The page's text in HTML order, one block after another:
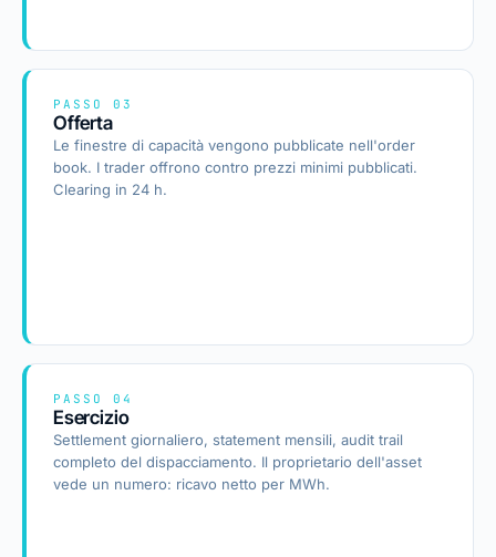
PASSO 03
Offerta
Le finestre di capacità vengono pubblicate nell'order
book. I trader offrono contro prezzi minimi pubblicati.
Clearing in 24 h.
PASSO 04
Esercizio
Settlement giornaliero, statement mensili, audit trail
completo del dispacciamento. Il proprietario dell'asset
vede un numero: ricavo netto per MWh.